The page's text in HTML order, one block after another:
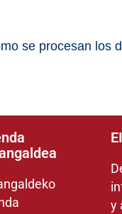
se procesan los
y